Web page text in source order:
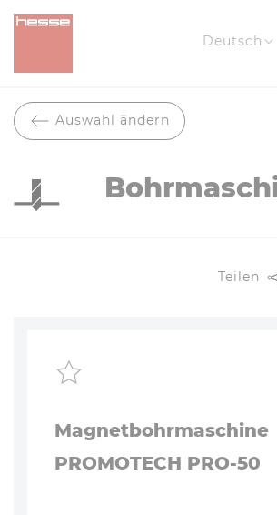
Deutsch
Auswahl ändern
Teilen
Magnetbohrmaschine
PROMOTECH PRO-50